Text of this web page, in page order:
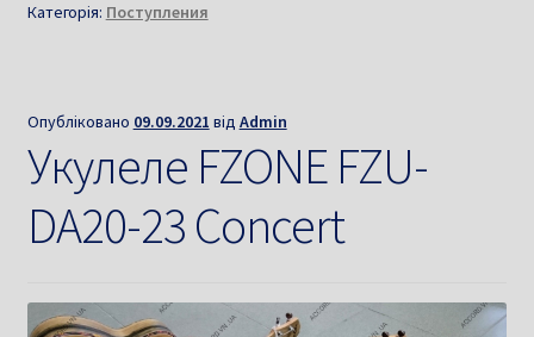
Категорія: Поступления
Опубліковано 09.09.2021 від Admin
Укулеле FZONE FZU-
DA20-23 Concert